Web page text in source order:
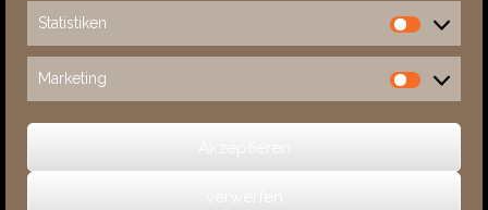
Statistiken
Statistiken
Marketing
Marketing
This Week
32948